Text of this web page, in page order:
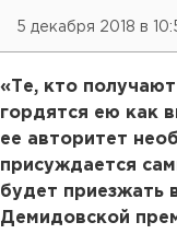
5 декабря 2018 в
«Те, кто
гордятся ею как
ее авторитет
присуждается
будет приезжать
Демидовской